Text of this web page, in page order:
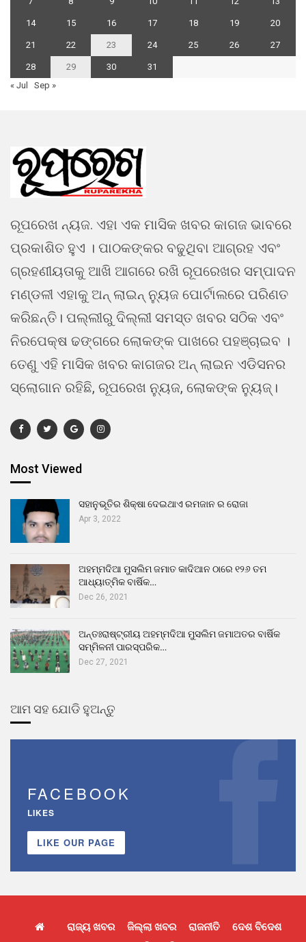
14 15 16 17 18 19 20
21 22 23 24 25 26 27
28 29 30
31
« Jul
Sep »
ରୂପରେଖ ନ୍ୟଜ. ଏହା ଏକ ମାସିକ ଖବର କାଗଜ ଭାବରେ
ପ୍ରକାଶିତ ହୁଏ । ପାଠକଙ୍କର ବଢୁଥିବା ଆଗ୍ରହ ଏବଂ
ଗ୍ରହଣୀୟତାକୁ ଆଖି ଆଗରେ ରଖି ରୂପରେଖର ସମ୍ପାଦନ
ମଣ୍ଡଳୀ ଏହାକୁ ଅନ୍ ଲାଇନ୍ ନ୍ୟୁଜ ପୋର୍ଟାଲରେ ପରିଣତ
କରିଛନ୍ତି। ପଲ୍ଲୀରୁ ଦିଲ୍ଲୀ ସମସ୍ତ ଖବର ସଠିକ ଏବଂ
ନିରପେକ୍ଷ ଢଙ୍ଗରେ ଲୋକଙ୍କ ପାଖରେ ପହଞ୍ଚାଇବ ।
ତେଣୁ ଏହି ମାସିକ ଖବର କାଗଜର ଅନ୍ ଲାଇନ ଏଡିସନର
ସ୍ଲୋଗାନ ରହିଛି, ରୂପରେଖ ନ୍ୟୁଜ, ଲୋକଙ୍କ ନ୍ୟୁଜ୍।
Most Viewed
ସହାନୁଭୂତିର ଶିକ୍ଷା ଦେଇଥାଏ ରମଜାନ ର ରୋଜା
Apr 3, 2022
ଅହମ୍ମଦିଆ ମୁସଲିମ ଜମାତ କାଦିଆନ ଠାରେ ୧୨୬ ତମ
ଆଧ୍ୟାତ୍ମିକ ବାର୍ଷିକ…
Dec 26, 2021
ଅନ୍ତଃରାଷ୍ଟ୍ରୀୟ ଅହମ୍ମଦିଆ ମୁସଲିମ ଜମାଅତର ବାର୍ଷିକ
ସମ୍ମିଳନୀ ପାରସ୍ପରିକ…
Dec 27, 2021
ଆମ ସହ ଯୋଡି ହୁଅନ୍ତୁ
FACEBOOK
LIKES
LIKE OUR PAGE
ରାଜ୍ୟ ଖବର ଜିଲ୍ଲା ଖବର ରାଜନୀତି
ଦେଶ ବିଦେଶ